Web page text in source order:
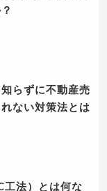
らずに不動産売
ない対策法とは
工法）とは何な